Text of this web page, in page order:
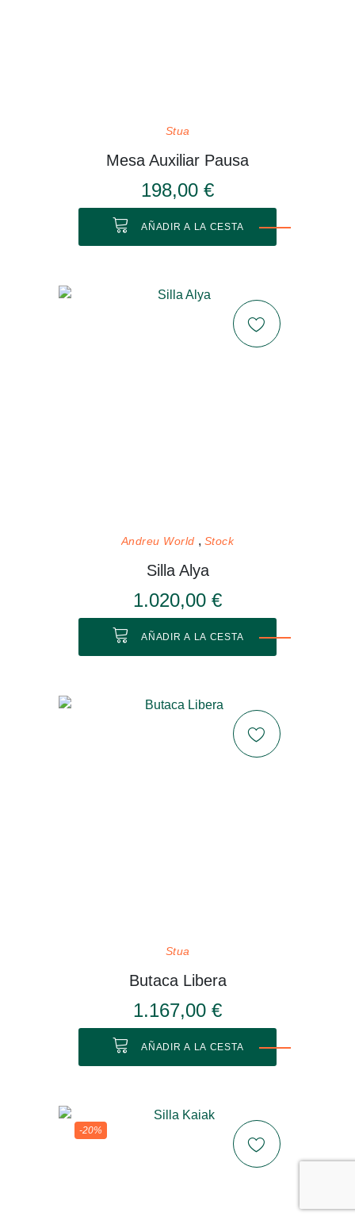
Stua
Mesa Auxiliar Pausa
198,00 €
AÑADIR A LA CESTA
Andreu World Stock
Silla Alya
1.020,00 €
AÑADIR A LA CESTA
Stua
Butaca Libera
1.167,00 €
AÑADIR A LA CESTA
-20%